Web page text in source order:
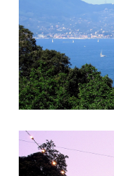
Chiesa di San Martino